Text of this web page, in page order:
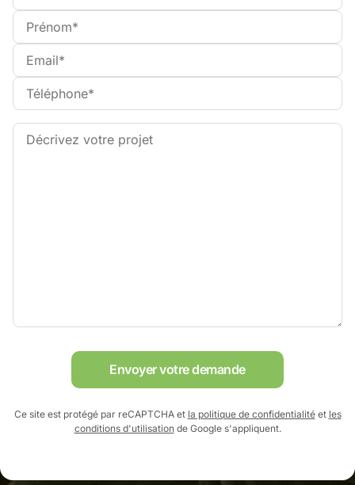
Envoyer votre demande
Ce site est protégé par reCAPTCHA et la politique de confidentialitéet les
conditions d'utilisationde Google s'appliquent.